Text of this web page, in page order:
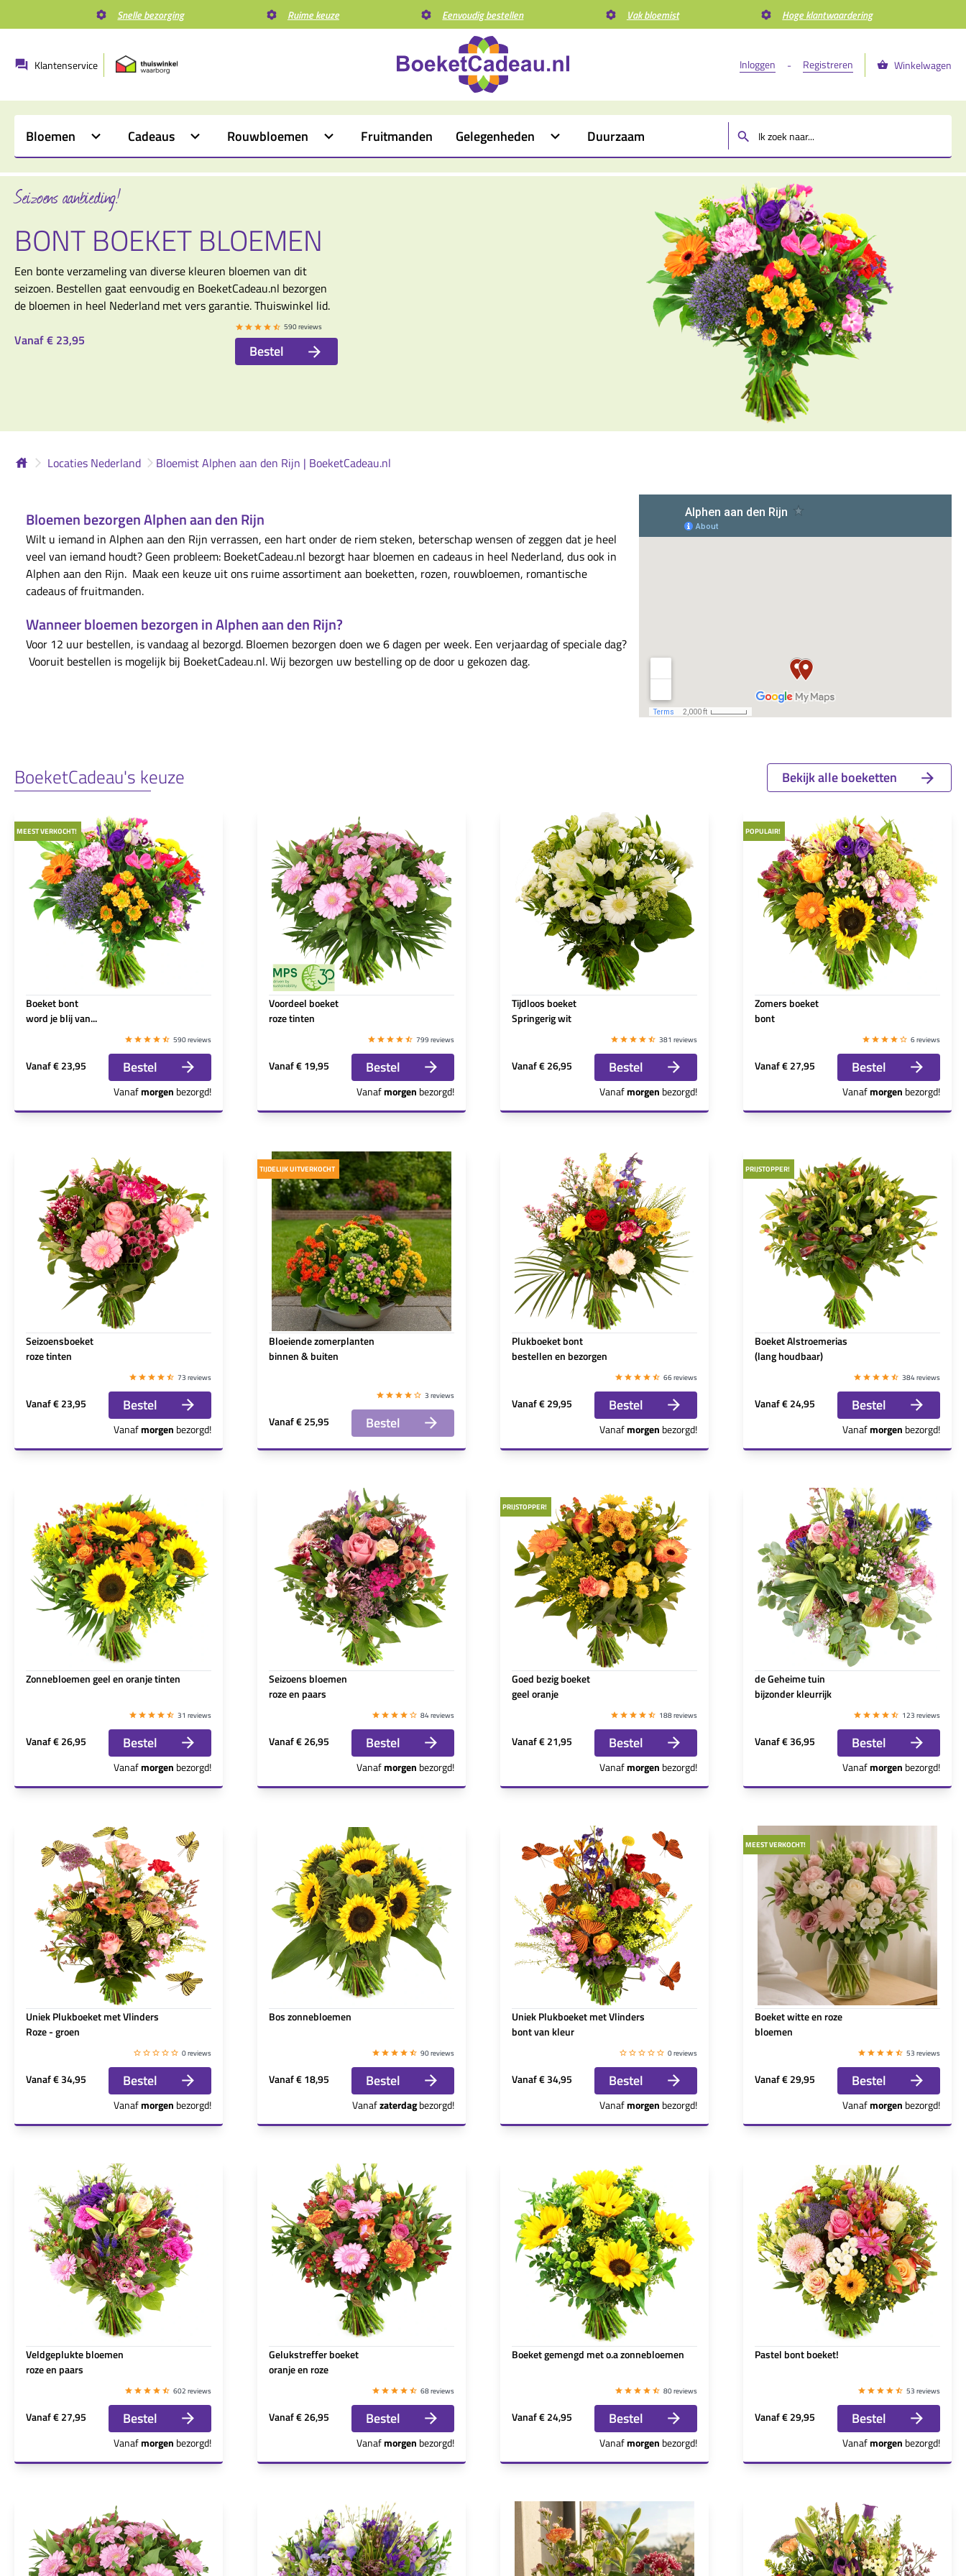
Snelle bezorging Ruime keuze Eenvoudig bestellen Vak bloemist Hoge klantwaardering
Klantenservice Inloggen - Registreren Winkelwagen
Bloemen Cadeaus Rouwbloemen Fruitmanden Gelegenheden Duurzaam
Seizoens aanbieding!
BONT BOEKET BLOEMEN
Een bonte verzameling van diverse kleuren bloemen van dit
seizoen. Bestellen gaat eenvoudig en BoeketCadeau.nl bezorgen
de bloemen in heel Nederland met vers garantie. Thuiswinkel lid.
Vanaf€ 23,95
590 reviews
Bestel
Locaties Nederland Bloemist Alphen aan den Rijn | BoeketCadeau.nl
Bloemen bezorgen Alphen aan den Rijn
Wilt u iemand in Alphen aan den Rijn verrassen, een hart onder de riem steken, beterschap wensen of zeggen dat je heel
veel van iemand houdt? Geen probleem: BoeketCadeau.nl bezorgt haar bloemen en cadeaus in heel Nederland, dus ook in
Alphen aan den Rijn. Maak een keuze uit ons ruime assortiment aan boeketten, rozen, rouwbloemen, romantische
cadeaus of fruitmanden.
Wanneer bloemen bezorgen in Alphen aan den Rijn?
Voor 12 uur bestellen, is vandaag al bezorgd. Bloemen bezorgen doen we 6 dagen per week. Een verjaardag of speciale dag?
Vooruit bestellen is mogelijk bij BoeketCadeau.nl. Wij bezorgen uw bestelling op de door u gekozen dag.
BoeketCadeau's keuze Bekijk alle boeketten
MEEST VERKOCHT!
Boeket bont
word je blij van...
590 reviews
Vanaf€ 23,95 Bestel
Vanafmorgen bezorgd!
Voordeel boeket
roze tinten
799 reviews
Vanaf€ 19,95 Bestel
Vanafmorgen bezorgd!
Tijdloos boeket
Springerig wit
381 reviews
Vanaf€ 26,95 Bestel
Vanafmorgen bezorgd!
POPULAIR!
Zomers boeket
bont
6 reviews
Vanaf€ 27,95 Bestel
Vanafmorgen bezorgd!
Seizoensboeket
roze tinten
73 reviews
Vanaf€ 23,95 Bestel
Vanafmorgen bezorgd!
TIJDELIJK UITVERKOCHT
Bloeiende zomerplanten
binnen & buiten
3 reviews
Vanaf€ 25,95 Bestel
Plukboeket bont
bestellen en bezorgen
66 reviews
Vanaf€ 29,95 Bestel
Vanafmorgen bezorgd!
PRIJSTOPPER!
Boeket Alstroemerias
(lang houdbaar)
384 reviews
Vanaf€ 24,95 Bestel
Vanafmorgen bezorgd!
Zonnebloemen geel en oranje tinten
31 reviews
Vanaf€ 26,95 Bestel
Vanafmorgen bezorgd!
Seizoens bloemen
roze en paars
84 reviews
Vanaf€ 26,95 Bestel
Vanafmorgen bezorgd!
PRIJSTOPPER!
Goed bezig boeket
geel oranje
188 reviews
Vanaf€ 21,95 Bestel
Vanafmorgen bezorgd!
de Geheime tuin
bijzonder kleurrijk
123 reviews
Vanaf€ 36,95 Bestel
Vanafmorgen bezorgd!
Uniek Plukboeket met Vlinders
Roze - groen
0 reviews
Vanaf€ 34,95 Bestel
Vanafmorgen bezorgd!
Bos zonnebloemen
90 reviews
Vanaf€ 18,95 Bestel
Vanafzaterdagbezorgd!
Uniek Plukboeket met Vlinders
bont van kleur
0 reviews
Vanaf€ 34,95 Bestel
Vanafmorgen bezorgd!
MEEST VERKOCHT!
Boeket witte en roze
bloemen
53 reviews
Vanaf€ 29,95 Bestel
Vanafmorgen bezorgd!
Veldgeplukte bloemen
roze en paars
602 reviews
Vanaf€ 27,95 Bestel
Vanafmorgen bezorgd!
Gelukstreffer boeket
oranje en roze
68 reviews
Vanaf€ 26,95 Bestel
Vanafmorgen bezorgd!
Boeket gemengd met o.a zonnebloemen
80 reviews
Vanaf€ 24,95 Bestel
Vanafmorgen bezorgd!
Pastel bont boeket!
53 reviews
Vanaf€ 29,95 Bestel
Vanafmorgen bezorgd!